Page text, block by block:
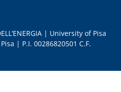
| University of Pisa
| P.I. 00286820501 C.F.